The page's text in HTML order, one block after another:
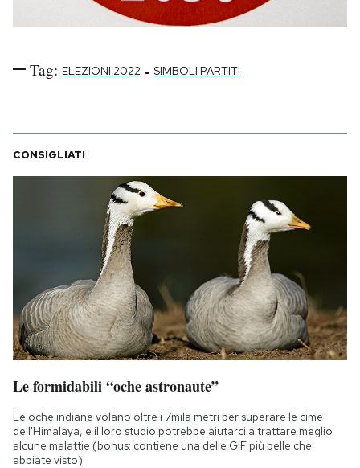
Tag: ELEZIONI 2022 - SIMBOLI PARTITI
CONSIGLIATI
Le formidabili “oche astronaute”
Le oche indiane volano oltre i 7mila metri per superare le cime
dell'Himalaya, e il loro studio potrebbe aiutarci a trattare meglio
alcune malattie (bonus: contiene una delle GIF più belle che
abbiate visto)